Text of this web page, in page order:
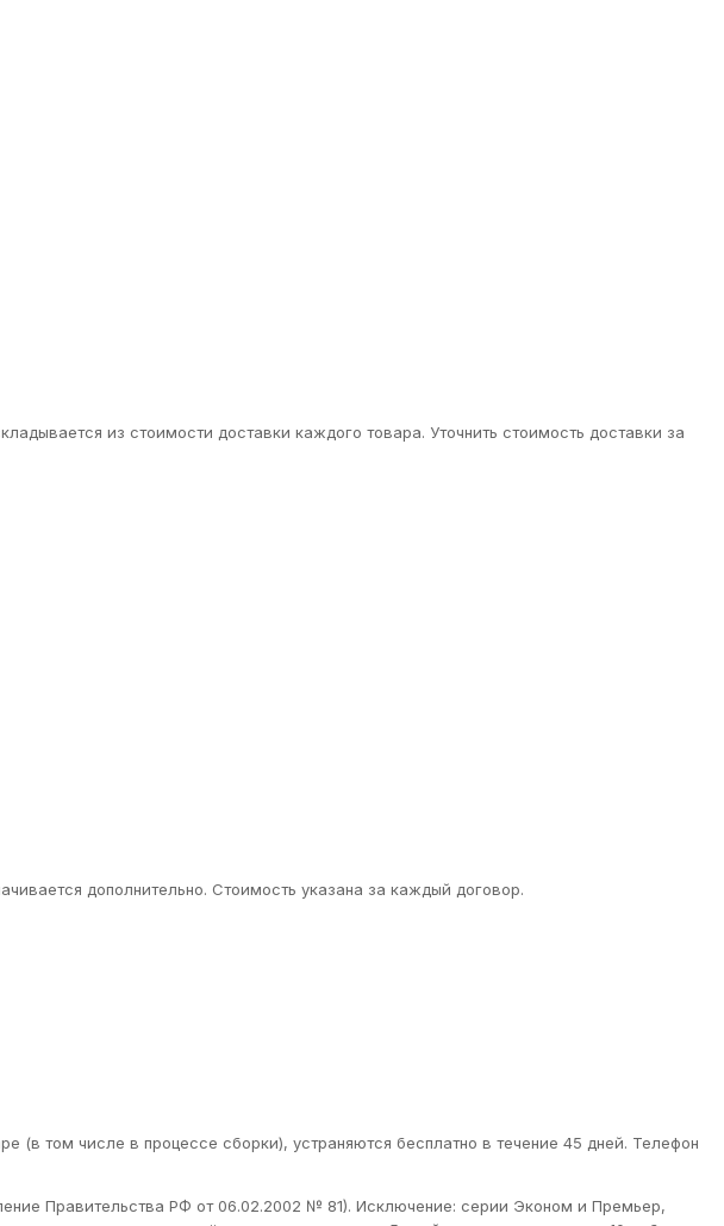
из стоимости доставки каждого товара. Уточнить стоимость доставки за
дополнительно. Стоимость указана за каждый договор.
(в том числе в процессе сборки), устраняются бесплатно в течение 45 дней. Телефон
Правительства РФ от 06.02.2002 № 81). Исключение: серии Эконом и Премьер,